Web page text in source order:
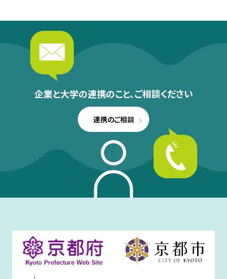
企業と大学の連携のこと、ご相談ください
連携のご相談